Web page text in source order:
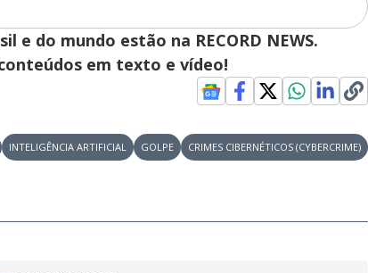
e do mundo estão na RECORD NEWS.
em texto e vídeo!
INTELIGÊNCIA ARTIFICIAL GOLPE CRIMES CIBERNÉTICOS (CYBERCRIME)